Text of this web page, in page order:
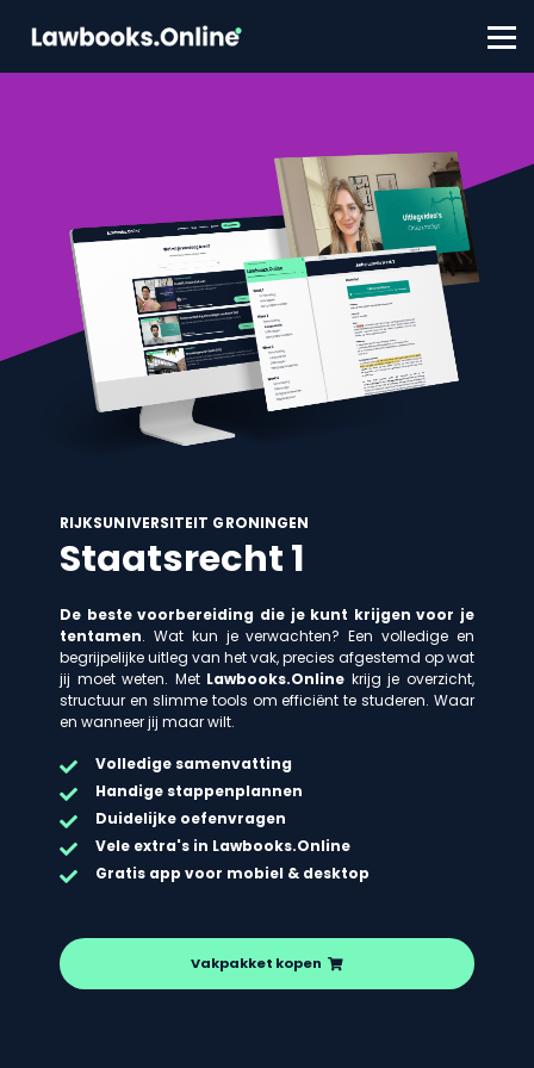
FAQ
Contact
RIJKSUNIVERSITEIT GRONINGEN
Staatsrecht 1
De beste voorbereiding die je kunt krijgen voor je
tentamen. Wat kun je verwachten? Een volledige en
begrijpelijke uitleg van het vak, precies afgestemd op wat
jij moet weten. Met Lawbooks.Online krijg je overzicht,
structuur en slimme tools om efficiënt te studeren. Waar
en wanneer jij maar wilt.
Volledige samenvatting
Handige stappenplannen
Duidelijke oefenvragen
Vele extra's in Lawbooks.Online
Gratis app voor mobiel & desktop
Vakpakket kopen